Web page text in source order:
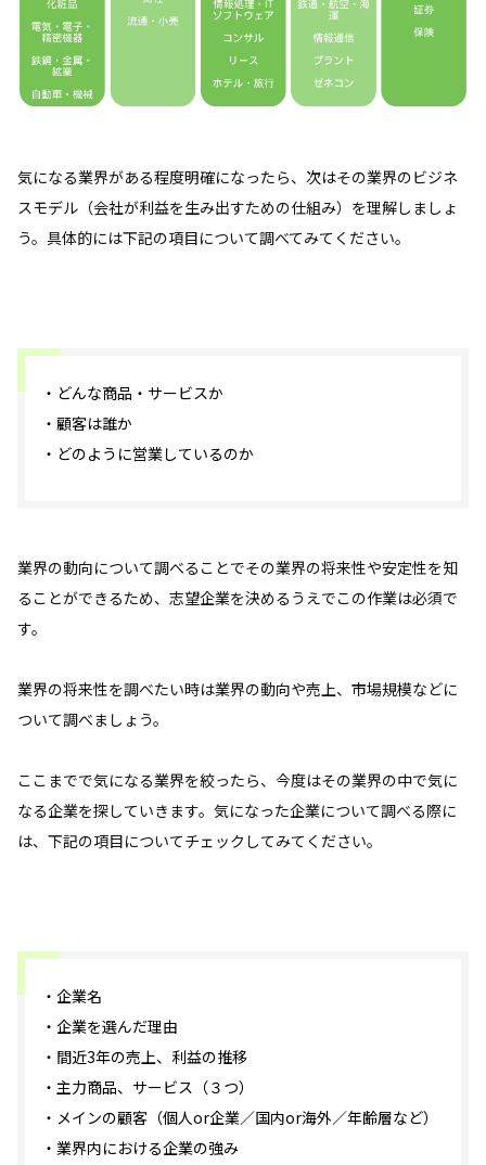
気になる業界がある程度明確になったら、次はその業界のビジネ
スモデル（会社が利益を生み出すための仕組み）を理解しましょ
う。具体的には下記の項目について調べてみてください。
・どんな商品・サービスか
・顧客は誰か
・どのように営業しているのか
業界の動向について調べることでその業界の将来性や安定性を知
ることができるため、志望企業を決めるうえでこの作業は必須で
す。
業界の将来性を調べたい時は業界の動向や売上、市場規模などに
ついて調べましょう。
ここまでで気になる業界を絞ったら、今度はその業界の中で気に
なる企業を探していきます。気になった企業について調べる際に
は、下記の項目についてチェックしてみてください。
・企業名
・企業を選んだ理由
・間近3年の売上、利益の推移
・主力商品、サービス（３つ）
・メインの顧客（個人or企業／国内or海外／年齢層など）
・業界内における企業の強み